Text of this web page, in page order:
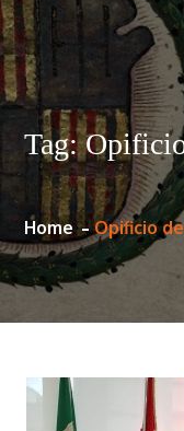
Tag:
Home Opificio